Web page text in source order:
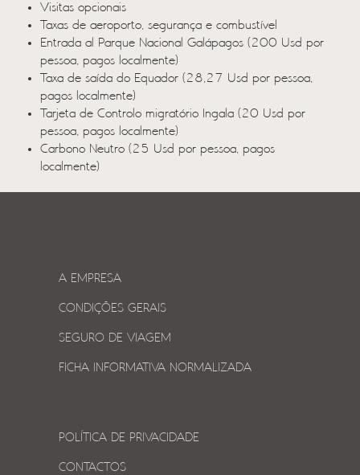
Visitas opcionais
Taxas de aeroporto, segurança e combustível
Entrada al Parque Nacional Galápagos (200 Usd por
pessoa, pagos localmente)
Taxa de saída do Equador (28,27 Usd por pessoa,
pagos localmente)
Tarjeta de Controlo migratório Ingala (20 Usd por
pessoa, pagos localmente)
Carbono Neutro (25 Usd por pessoa, pagos
localmente)
A EMPRESA
CONDIÇÕES GERAIS
SEGURO DE VIAGEM
FICHA INFORMATIVA NORMALIZADA
POLÍTICA DE PRIVACIDADE
CONTACTOS